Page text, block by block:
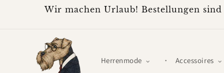
Wir machen Urlaub! Bestellungen
Herrenmode Accessoires